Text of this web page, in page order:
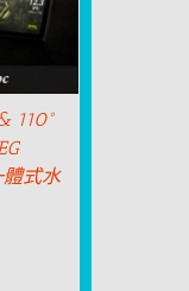
110°
體式水